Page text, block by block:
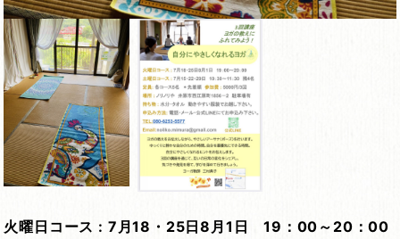
火曜日コース : 7 月18 ・ 25日8 月 1 日19 ： 00 ～ 20 ：00